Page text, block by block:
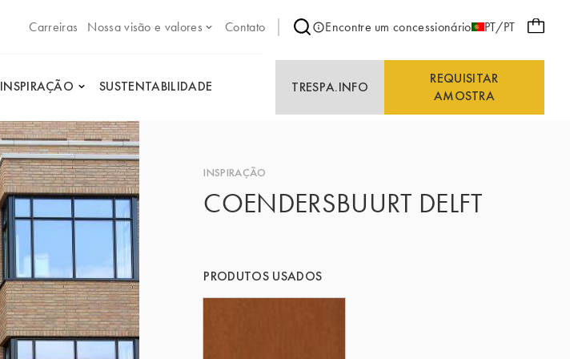
Carreiras
Nossa visão e valores Contato Encontre um concessionário PT/PT
INSPIRAÇÃO SUSTENTABILIDADE TRESPA.INFO
REQUISITAR
AMOSTRA
INSPIRAÇÃO
COENDERSBUURT DELFT
PRODUTOS USADOS